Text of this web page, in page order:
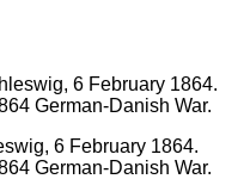
6 February 1864.
German-Danish War.